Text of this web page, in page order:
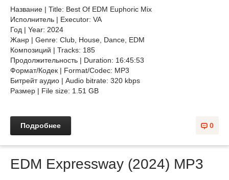
Название | Title: Best Of EDM Euphoric Mix
Исполнитель | Executor: VA
Год | Year: 2024
Жанр | Genre: Club, House, Dance, EDM
Композиций | Tracks: 185
Продолжительность | Duration: 16:45:53
Формат/Кодек | Format/Codec: MP3
Битрейт аудио | Audio bitrate: 320 kbps
Размер | File size: 1.51 GB
0
Подробнее
EDM Expressway (2024) MP3